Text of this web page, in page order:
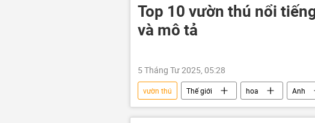
Top 10 vườn thú nổi
và mô tả
5 Tháng Tư 2025, 05:28
vườn thú Thế giới hoa Anh
Trung Quốc
Đức Xã hội